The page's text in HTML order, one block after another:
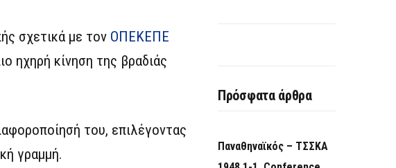
σχετικά με τον ΟΠΕΚΕΠΕ
ηχηρή κίνηση της βραδιάς
του, επιλέγοντας
γραμμή.
Πρόσφατα άρθρα
Παναθηναϊκός – ΤΣΣΚΑ